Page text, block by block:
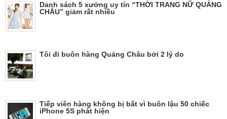
Danh sách 5 xưởng uy tín “THỜI TRANG NỮ QUẢNG
CHÂU” giảm rất nhiều
Tôi đi buôn hàng Quảng Châu bởi 2 lý do
Tiếp viên hàng không bị bắt vì buôn lậu 50 chiếc
iPhone 5S phát hiện